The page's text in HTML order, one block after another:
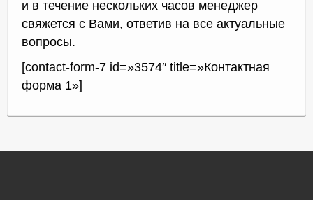
Йога для начинающих
Контакты
и в течение нескольких часов менеджер
свяжется с Вами, ответив на все актуальные
вопросы.
[contact-form-7 id=»3574″ title=»Контактная
форма 1»]